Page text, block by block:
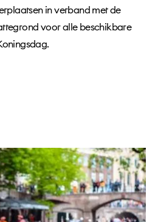
in verband met de
voor alle beschikbare